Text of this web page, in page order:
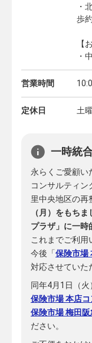
・
歩
【
・
営業時間
定休日 土
一時統
永らくご愛顧い
コンサルティ
里中央地区の再
（月）をもち
プラザ」に一時
これまでご利用
今後「保険市場
対応させていた
同年4月1日（火
保険市場 本店
保険市場 梅田
ださい。